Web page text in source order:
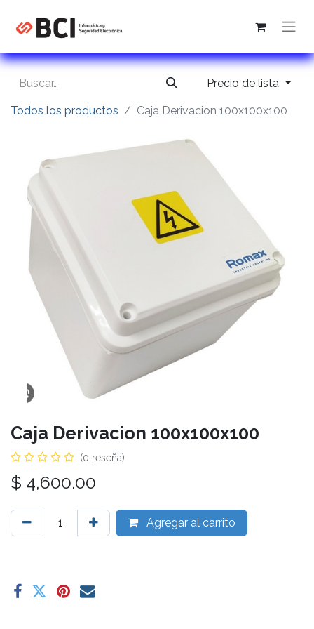
Precio de lista
Todos los productos Caja Derivacion 100x100x100
Caja Derivacion 100x100x100
(0 reseña)
$ 4,600.00
Agregar al carrito